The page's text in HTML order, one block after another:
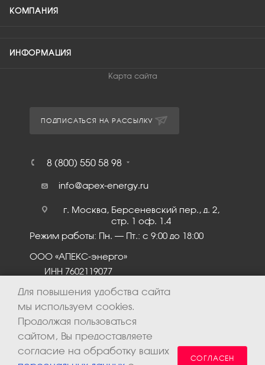
КОМПАНИЯ
ИНФОРМАЦИЯ
Карта сайта
ПОДПИСАТЬСЯ НА РАССЫЛКУ
8 (800) 550 58 98
info@apex-energy.ru
г. Москва, Берсеневский пер., д. 2,
стр. 1 оф. 1.4
Режим работы: Пн. – Пт.: с 9:00 до 18:00
ООО «АПЕКС-энерго»
ИНН 7602119077
Для повышения удобства сайта
мы используем cookies.
Продолжая пользоваться
сайтом, Вы предоставляете
согласие на обработку ваших
СОГЛАСЕН